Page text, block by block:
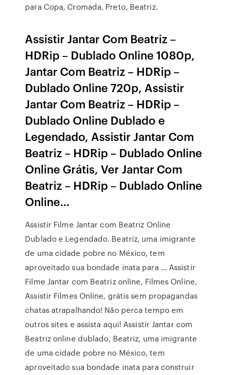
para Copa, Cromada, Preto, Beatriz.
Assistir Jantar Com Beatriz –
HDRip – Dublado Online 1080p,
Jantar Com Beatriz – HDRip –
Dublado Online 720p, Assistir
Jantar Com Beatriz – HDRip –
Dublado Online Dublado e
Legendado, Assistir Jantar Com
Beatriz – HDRip – Dublado Online
Online Grátis, Ver Jantar Com
Beatriz – HDRip – Dublado Online
Online…
Assistir Filme Jantar com Beatriz Online
Dublado e Legendado. Beatriz, uma imigrante
de uma cidade pobre no México, tem
aproveitado sua bondade inata para … Assistir
Filme Jantar com Beatriz online, Filmes Online,
Assistir Filmes Online, grátis sem propagandas
chatas atrapalhando! Não perca tempo em
outros sites e assista aqui! Assistir Jantar com
Beatriz online dublado, Beatriz, uma imigrante
de uma cidade pobre no México, tem
aproveitado sua bondade inata para construir